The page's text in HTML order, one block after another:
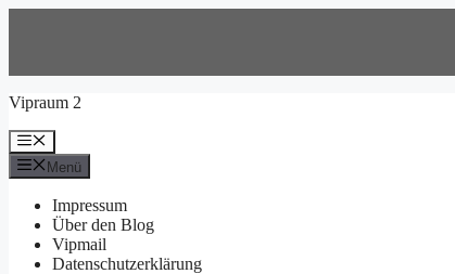
Vipraum 2
Menü
Menü
Impressum
Über den Blog
Vipmail
Datenschutzerklärung